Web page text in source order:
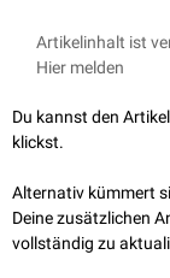
Artikelinhalt ist
Hier melden
Du kannst den
klickst.
Alternativ kümmert
Deine zusätzlichen
vollständig zu